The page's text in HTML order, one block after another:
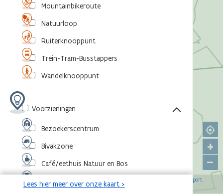
+
–
OpenStreetMap-bijdragers Agentschap voor Natuur en Bos
Sport
Vlaanderen,©Toerisme Vlaanderen
Mountainbikeroute
Natuurloop
Ruiterknooppunt
Trein-Tram-Busstappers
Wandelknooppunt
Voorzieningen
Bezoekerscentrum
Bivakzone
Café/eethuis Natuur en Bos
Eventlocatie
Lees hier meer over onze kaart >